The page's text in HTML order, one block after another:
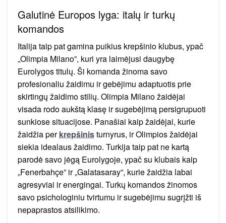
Galutinė Europos lyga: italų ir turkų
komandos
Italija taip pat gamina puikius krepšinio klubus, ypač
„Olimpia Milano”, kuri yra laimėjusi daugybę
Eurolygos titulų. Ši komanda žinoma savo
profesionaliu žaidimu ir gebėjimu adaptuotis prie
skirtingų žaidimo stilių. Olimpia Milano žaidėjai
visada rodo aukštą klasę ir sugebėjimą persigrupuoti
sunkiose situacijose. Panašiai kaip žaidėjai, kurie
žaidžia perkrepšinisturnyrus, ir Olimpios žaidėjai
siekia idealaus žaidimo. Turkija taip pat ne kartą
parodė savo jėgą Eurolygoje, ypač su klubais kaip
„Fenerbahçe” ir „Galatasaray”, kurie žaidžia labai
agresyviai ir energingai. Turkų komandos žinomos
savo psichologiniu tvirtumu ir sugebėjimu sugrįžti iš
nepaprastos atsilikimo.